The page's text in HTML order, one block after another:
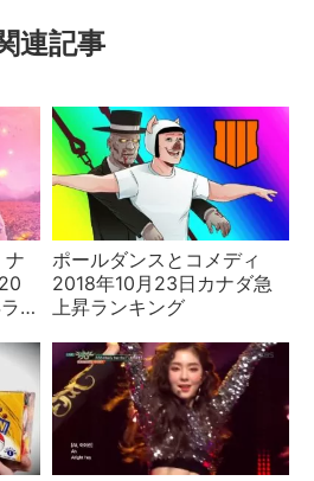
連記事
ナ
ン
ポールダンスとコメディ
2018年10月23日カナダ急
上昇ランキング